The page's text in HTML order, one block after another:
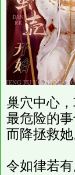
巢穴中心，
最危险的
而降拯救她
令如律若